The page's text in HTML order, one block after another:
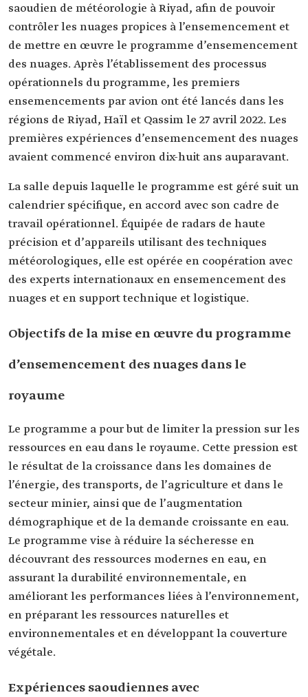
saoudien de météorologie à Riyad, afin de pouvoir
contrôler les nuages propices à l’ensemencement et
de mettre en œuvre le programme d’ensemencement
des nuages. Après l’établissement des processus
opérationnels du programme, les premiers
ensemencements par avion ont été lancés dans les
régions de Riyad, Haïl et Qassim le 27 avril 2022. Les
premières expériences d’ensemencement des nuages
avaient commencé environ dix-huit ans auparavant.
La salle depuis laquelle le programme est géré suit un
calendrier spécifique, en accord avec son cadre de
travail opérationnel. Équipée de radars de haute
précision et d’appareils utilisant des techniques
météorologiques, elle est opérée en coopération avec
des experts internationaux en ensemencement des
nuages et en support technique et logistique.
Objectifs de la mise en œuvre du programme
d’ensemencement des nuages dans le
royaume
Le programme a pour but de limiter la pression sur les
ressources en eau dans le royaume. Cette pression est
le résultat de la croissance dans les domaines de
l’énergie, des transports, de l’agriculture et dans le
secteur minier, ainsi que de l’augmentation
démographique et de la demande croissante en eau.
Le programme vise à réduire la sécheresse en
découvrant des ressources modernes en eau, en
assurant la durabilité environnementale, en
améliorant les performances liées à l’environnement,
en préparant les ressources naturelles et
environnementales et en développant la couverture
végétale.
Expériences saoudiennes avec